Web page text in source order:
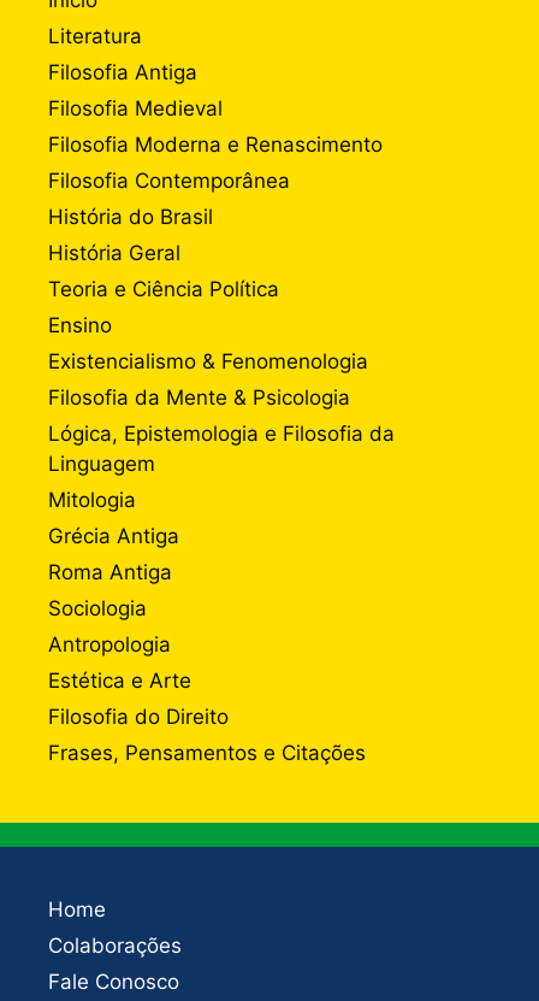
Literatura
Filosofia Antiga
Filosofia Medieval
Filosofia Moderna e Renascimento
Filosofia Contemporânea
História do Brasil
História Geral
Teoria e Ciência Política
Ensino
Existencialismo & Fenomenologia
Filosofia da Mente & Psicologia
Lógica, Epistemologia e Filosofia da
Linguagem
Mitologia
Grécia Antiga
Roma Antiga
Sociologia
Antropologia
Estética e Arte
Filosofia do Direito
Frases, Pensamentos e Citações
Home
Colaborações
Fale Conosco